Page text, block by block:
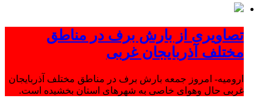
تصاویری از بارش برف در مناطق
مختلف آذربایجان غربی
ارومیه- امروز جمعه بارش برف در مناطق مختلف آذربایجان
غربی حال وهوای خاصی به شهرهای استان بخشیده است.